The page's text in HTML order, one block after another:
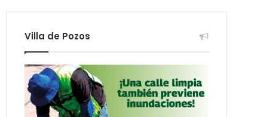
Villa de Pozos